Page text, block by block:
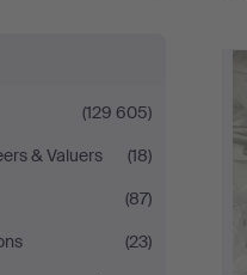
(129 605)
& Valuers
(18)
(87)
(23)